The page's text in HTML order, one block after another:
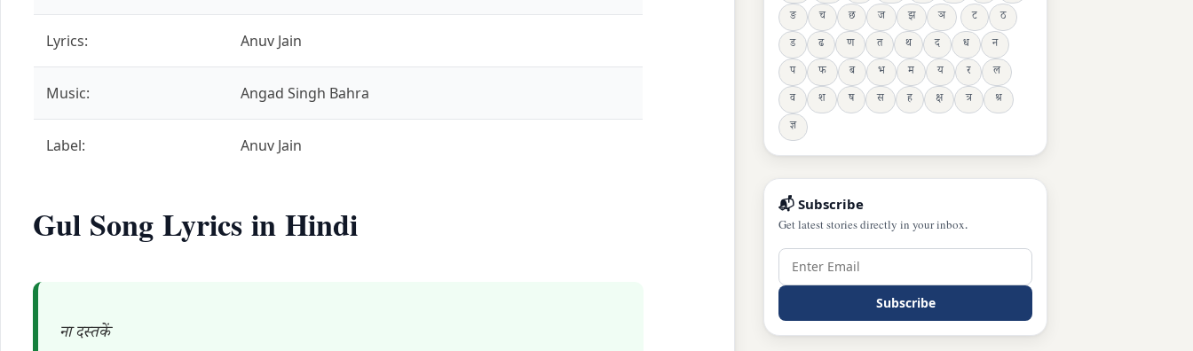
Lyrics: Anuv Jain
Music: Angad Singh Bahra
Label: Anuv Jain
Gul Song Lyrics in Hindi
ना दस्तकें
ङ
च छ ज झ ञ ट
ठ
ड
ढ ण त थ द ध
न
प
फ ब भ म य र
ल
व
श ष स ह क्ष त्र
श्र
ज्ञ
📬 Subscribe
Get latest stories directly in your inbox.
Subscribe